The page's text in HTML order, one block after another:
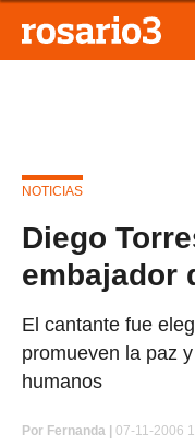
NOTICIAS
Diego
embajador
El cantante fue
promueven la paz
humanos
Por Fernanda | 07-11-2006